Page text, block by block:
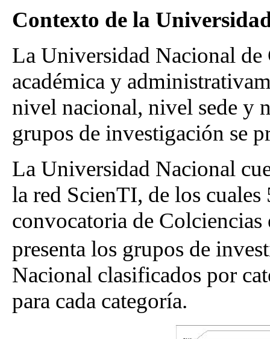
Contexto de la
La Universidad Nacional de
académica y
nivel nacional, nivel sede y
grupos de investigación se
La Universidad Nacional
la red ScienTI, de los
convocatoria de
presenta los grupos de
Nacional clasificados por
para cada categoría.